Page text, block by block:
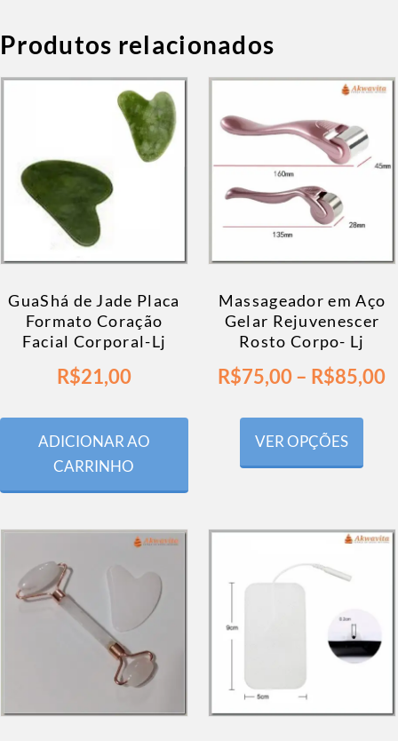
Produtos relacionados
GuaShá de Jade Placa
Formato Coração
Facial Corporal-Lj
R$21,00
ADICIONAR AO
CARRINHO
Massageador em Aço
Gelar Rejuvenescer
Rosto Corpo- Lj
R$75,00– R$85,00
VER OPÇÕES